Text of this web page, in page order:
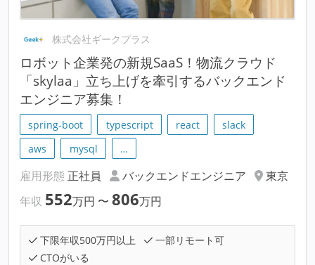
株式会社ギークプラス
ロボット企業発の新規SaaS！物流クラウド
「skylaa」立ち上げを牽引するバックエンド
エンジニア募集！
spring-boot typescript react
slack
aws
mysql …
雇用形態 正社員 バックエンドエンジニア
東京
年収 552万円 〜 806万円
下限年収500万円以上
一部リモート可
CTOがいる